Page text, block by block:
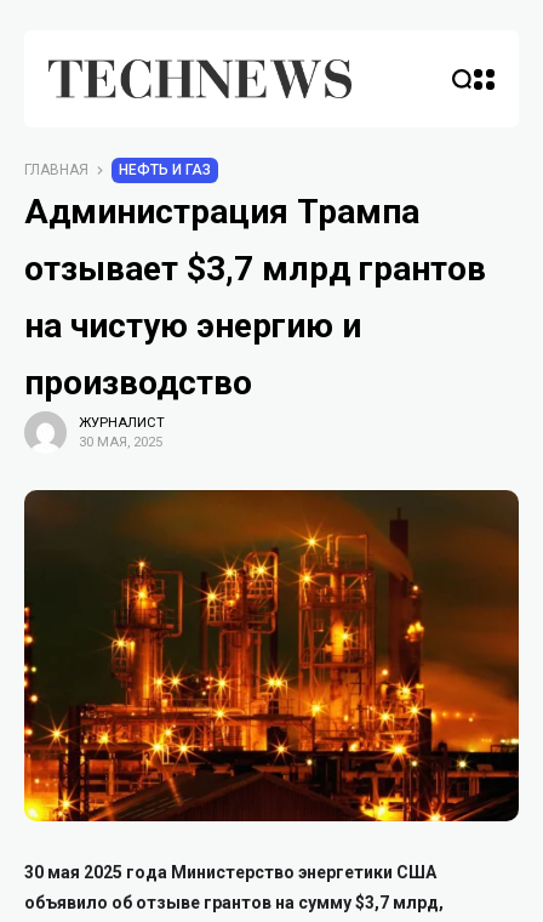
ГЛАВНАЯ НЕФТЬ И ГАЗ
Администрация Трампа
отзывает $3,7 млрд грантов
на чистую энергию и
производство
ЖУРНАЛИСТ
30 МАЯ, 2025
30 мая 2025 года Министерство энергетики США
объявило об отзыве грантов на сумму $3,7 млрд,